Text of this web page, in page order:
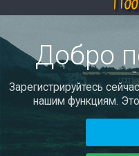
Добро
Зарегистрируйтесь
нашим функциям.